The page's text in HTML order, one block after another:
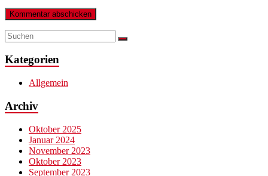
Kategorien
Allgemein
Archiv
Oktober 2025
Januar 2024
November 2023
Oktober 2023
September 2023